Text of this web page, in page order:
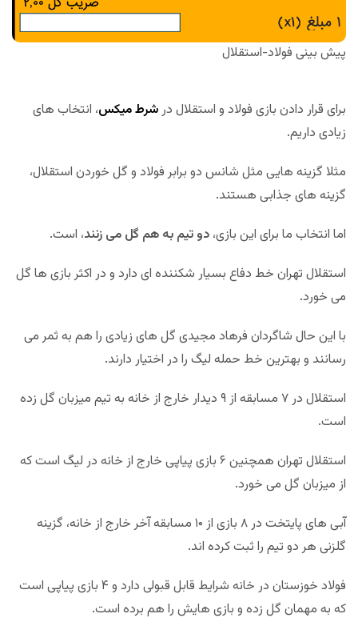
پیش بینی فولاد-استقلال
برای قرار دادن بازی فولاد و استقلال در شرط میکس، انتخاب های
زیادی داریم.
مثلا گزینه هایی مثل شانس دو برابر فولاد و گل خوردن استقلال،
گزینه های جذابی هستند.
اما انتخاب ما برای این بازی، دو تیم به هم گل می زنند، است.
استقلال تهران خط دفاع بسیار شکننده ای دارد و در اکثر بازی ها گل
می خورد.
با این حال شاگردان فرهاد مجیدی گل های زیادی را هم به ثمر می
رسانند و بهترین خط حمله لیگ را در اختیار دارند.
استقلال در ۷ مسابقه از ۹ دیدار خارج از خانه به تیم میزبان گل زده
است.
استقلال تهران همچنین ۶ بازی پیاپی خارج از خانه در لیگ است که
از میزبان گل می خورد.
آبی های پایتخت در ۸ بازی از ۱۰ مسابقه آخر خارج از خانه، گزینه
گلزنی هر دو تیم را ثبت کرده اند.
فولاد خوزستان در خانه شرایط قابل قبولی دارد و ۴ بازی پیاپی است
که به مهمان گل زده و بازی هایش را هم برده است.